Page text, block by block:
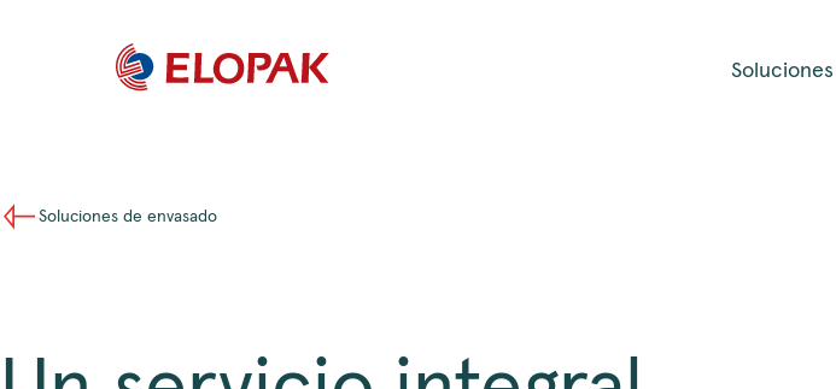
Soluciones de envasado